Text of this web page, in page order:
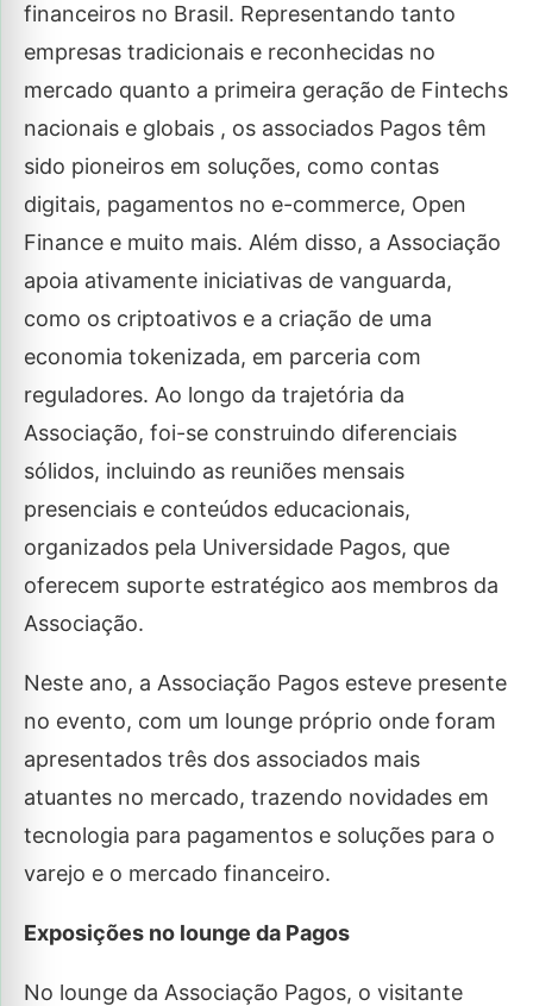
financeiros no Brasil. Representando tanto
empresas tradicionais e reconhecidas no
mercado quanto a primeira geração de Fintechs
nacionais e globais , os associados Pagos têm
sido pioneiros em soluções, como contas
digitais, pagamentos no e-commerce, Open
Finance e muito mais. Além disso, a Associação
apoia ativamente iniciativas de vanguarda,
como os criptoativos e a criação de uma
economia tokenizada, em parceria com
reguladores. Ao longo da trajetória da
Associação, foi-se construindo diferenciais
sólidos, incluindo as reuniões mensais
presenciais e conteúdos educacionais,
organizados pela Universidade Pagos, que
oferecem suporte estratégico aos membros da
Associação.
Neste ano, a Associação Pagos esteve presente
no evento, com um lounge próprio onde foram
apresentados três dos associados mais
atuantes no mercado, trazendo novidades em
tecnologia para pagamentos e soluções para o
varejo e o mercado financeiro.
Exposições no lounge da Pagos
No lounge da Associação Pagos, o visitante